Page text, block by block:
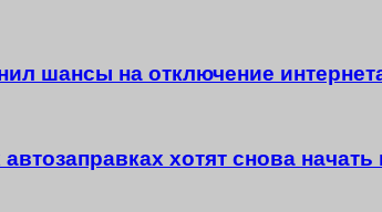
шансы на отключение
хотят снова